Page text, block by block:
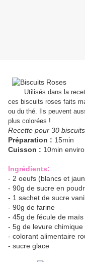
Utilisés dans la
ces biscuits roses faits
ou du thé. Ils peuvent
plus colorées !
Recette pour 30
Préparation : 15min
Cuisson : 10min
Ingrédients:
- 2 oeufs (blancs et
- 90g de sucre en
- 1 sachet de sucre
- 90g de farine
- 45g de fécule de
- 5g de levure chimique
- colorant alimentaire
- sucre glace